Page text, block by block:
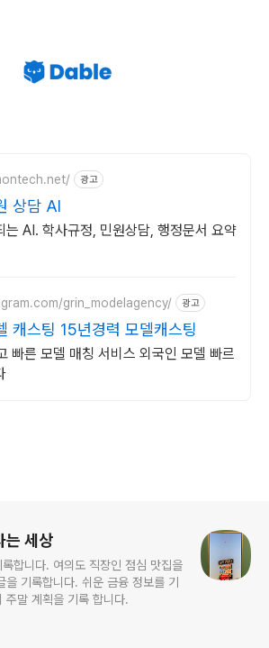
광고
상담 AI
는 AI. 학사규정, 민원상담, 행정문서 요약
grin_modelagency/ 광고
캐스팅 15년경력 모델캐스팅
빠른 모델 매칭 서비스 외국인 모델 빠르
는 세상
합니다. 여의도 직장인 점심 맛집을
빠의 주말 계획을 기록 합니다.